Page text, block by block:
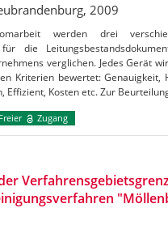
2009
werden drei
die
verglichen. Jedes Gerät
Kriterien bewertet: Genauigkeit,
Effizient, Kosten etc. Zur
Freier Zugang